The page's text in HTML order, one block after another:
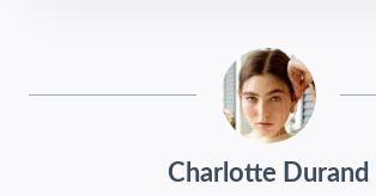
Charlotte Durand